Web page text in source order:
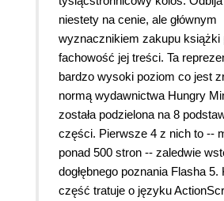
niestety na cenie, ale głównym
wyznacznikiem zakupu książki
fachowość jej treści. Ta
bardzo wysoki poziom co jest
normą wydawnictwa Hungry
została podzielona na 8
części. Pierwsze 4 z nich to --
ponad 500 stron -- zaledwie
dogłębnego poznania Flasha 5.
część tratuje o języku